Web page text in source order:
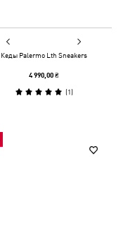
Кеды Palermo Lth Sneakers
4 990,00 ₴
(1)